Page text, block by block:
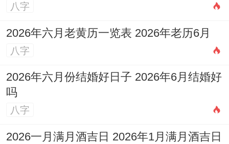
八字
2026年六月老黄历一览表 2026年老历6月
八字
2026年六月份结婚好日子 2026年6月结婚好
吗
八字
2026一月满月酒吉日 2026年1月满月酒吉日